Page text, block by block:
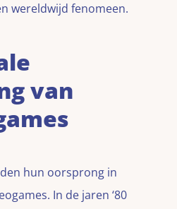
wereldwijd fenomeen.
van
hun oorsprong in
In de jaren ‘80